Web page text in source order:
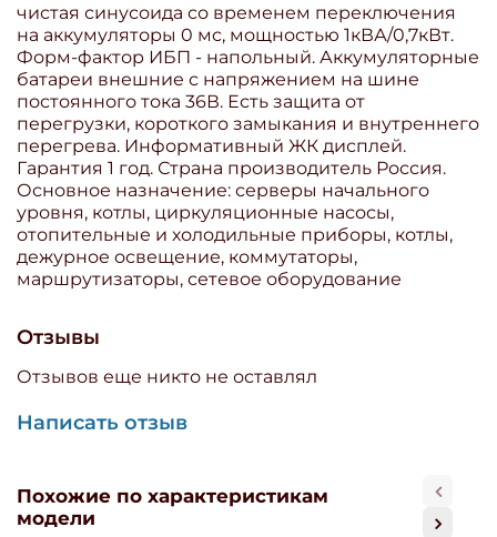
чистая синусоида со временем переключения
на аккумуляторы 0 мс, мощностью 1кВА/0,7кВт.
Форм-фактор ИБП - напольный. Аккумуляторные
батареи внешние с напряжением на шине
постоянного тока 36В. Есть защита от
перегрузки, короткого замыкания и внутреннего
перегрева. Информативный ЖК дисплей.
Гарантия 1 год. Страна производитель Россия.
Основное назначение: серверы начального
уровня, котлы, циркуляционные насосы,
отопительные и холодильные приборы, котлы,
дежурное освещение, коммутаторы,
маршрутизаторы, сетевое оборудование
Отзывы
Отзывов еще никто не оставлял
Написать отзыв
Похожие по характеристикам
модели